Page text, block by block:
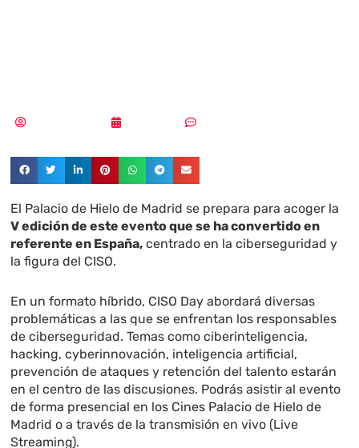
El Palacio de Hielo de Madrid se prepara para acoger la
V edición de este evento que se ha convertido en
referente en España, centrado en la ciberseguridad y
la figura del CISO.
En un formato híbrido, CISO Day abordará diversas
problemáticas a las que se enfrentan los responsables
de ciberseguridad. Temas como ciberinteligencia,
hacking, cyberinnovación, inteligencia artificial,
prevención de ataques y retención del talento estarán
en el centro de las discusiones. Podrás asistir al evento
de forma presencial en los Cines Palacio de Hielo de
Madrid o a través de la transmisión en vivo (Live
Streaming).